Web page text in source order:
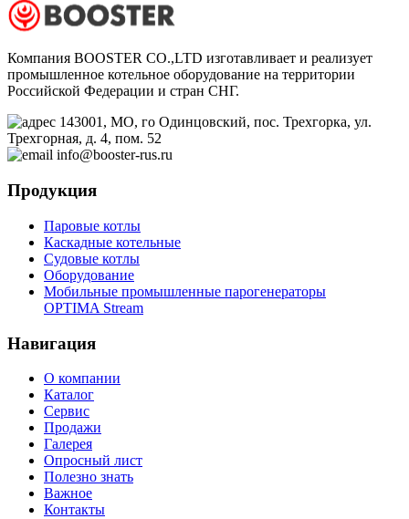
Компания BOOSTER CO.,LTD изготавливает и реализует
промышленное котельное оборудование на территории
Российской Федерации и стран СНГ.
143001, МО, го Одинцовский, пос. Трехгорка, ул.
Трехгорная, д. 4, пом. 52
info@booster-rus.ru
Продукция
Паровые котлы
Каскадные котельные
Судовые котлы
Оборудование
Мобильные промышленные парогенераторы
OPTIMA Stream
Навигация
О компании
Каталог
Сервис
Продажи
Галерея
Опросный лист
Полезно знать
Важное
Контакты